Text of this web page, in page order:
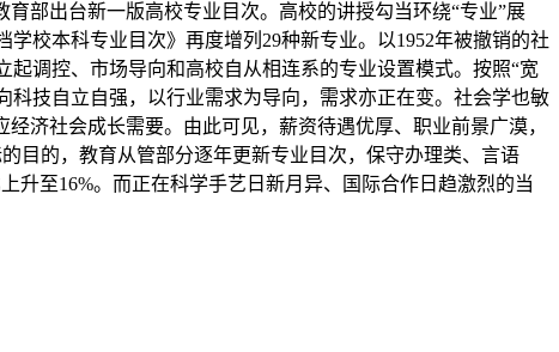
部出台新一版高校专业目次。高校的讲授勾当环绕“专业”展
校本科专业目次》再度增列29种新专业。以1952年被撤销的社
调控、市场导向和高校自从相连系的专业设置模式。按照“宽
技自立自强，以行业需求为导向，需求亦正在变。社会学也敏
济社会成长需要。由此可见，薪资待遇优厚、职业前景广漠，
目的，教育从管部分逐年更新专业目次，保守办理类、言语
升至16%。而正在科学手艺日新月异、国际合作日趋激烈的当